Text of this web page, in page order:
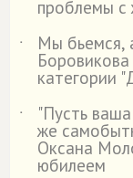
проблемы с
˙
Мы бьемся,
категории
˙
"Пусть
же
Оксана
юбилеем